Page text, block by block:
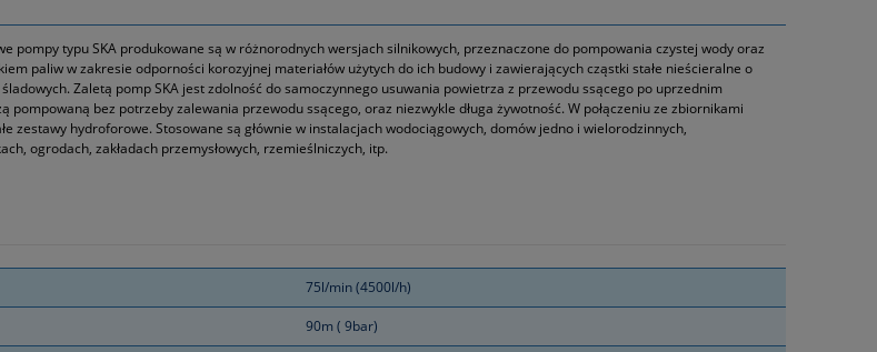
pompy typu SKA produkowane są w różnorodnych wersjach silnikowych, przeznaczone do pompowania czystej wody oraz
paliw w zakresie odporności korozyjnej materiałów użytych do ich budowy i zawierających cząstki stałe nieścieralne o
Zaletą pomp SKA jest zdolność do samoczynnego usuwania powietrza z przewodu ssącego po uprzednim
pompowaną bez potrzeby zalewania przewodu ssącego, oraz niezwykle długa żywotność. W połączeniu ze zbiornikami
zestawy hydroforowe. Stosowane są głównie w instalacjach wodociągowych, domów jedno i wielorodzinnych,
ogrodach, zakładach przemysłowych, rzemieślniczych, itp.
75l/min (4500l/h)
90m ( 9bar)